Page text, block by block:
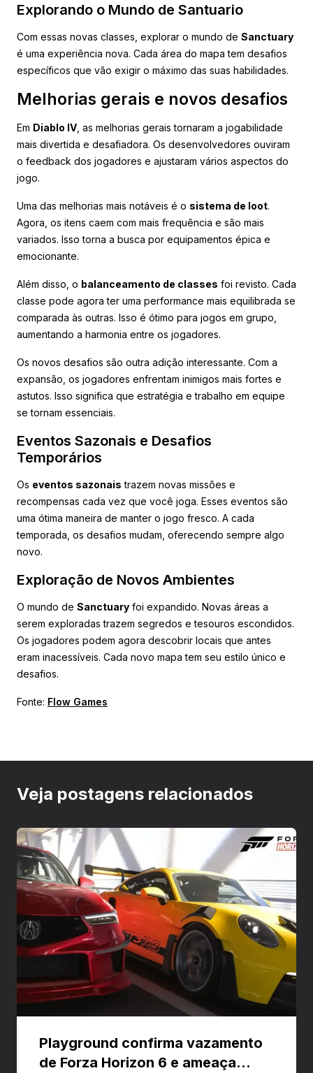
Explorando o Mundo de Santuario
Com essas novas classes, explorar o mundo de Sanctuary
é uma experiência nova. Cada área do mapa tem desafios
específicos que vão exigir o máximo das suas habilidades.
Melhorias gerais e novos desafios
Em Diablo IV , as melhorias gerais tornaram a jogabilidade
mais divertida e desafiadora. Os desenvolvedores ouviram
o feedback dos jogadores e ajustaram vários aspectos do
jogo.
Uma das melhorias mais notáveis é o sistema de loot.
Agora, os itens caem com mais frequência e são mais
variados. Isso torna a busca por equipamentos épica e
emocionante.
Além disso, o balanceamento de classes foi revisto. Cada
classe pode agora ter uma performance mais equilibrada se
comparada às outras. Isso é ótimo para jogos em grupo,
aumentando a harmonia entre os jogadores.
Os novos desafios são outra adição interessante. Com a
expansão, os jogadores enfrentam inimigos mais fortes e
astutos. Isso significa que estratégia e trabalho em equipe
se tornam essenciais.
Eventos Sazonais e Desafios
Temporários
Os eventos sazonais trazem novas missões e
recompensas cada vez que você joga. Esses eventos são
uma ótima maneira de manter o jogo fresco. A cada
temporada, os desafios mudam, oferecendo sempre algo
novo.
Exploração de Novos Ambientes
O mundo de Sanctuary foi expandido. Novas áreas a
serem exploradas trazem segredos e tesouros escondidos.
Os jogadores podem agora descobrir locais que antes
eram inacessíveis. Cada novo mapa tem seu estilo único e
desafios.
Fonte: Flow Games
Veja postagens relacionados
Playground confirma vazamento
de Forza Horizon 6 e ameaça